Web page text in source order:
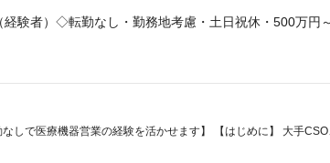
験者）◇転勤なし・勤務地考慮・土日祝休・500万円～
なしで医療機器営業の経験を活かせます】 【はじめに】 大手